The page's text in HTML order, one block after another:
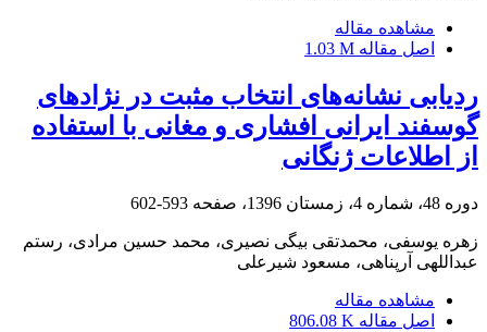
مشاهده مقاله
اصل مقاله 1.03 M
ردیابی نشانه‌های انتخاب مثبت در نژاد‌های
گوسفند ایرانی افشاری و مغانی با استفاده
از اطلاعات ژنگانی
دوره 48، شماره 4، زمستان 1396، صفحه 593-602
زهره یوسفی، محمدتقی بیگی نصیری، محمد حسین مرادی، رستم
عبداللهی آرپناهی، مسعود شیرعلی
مشاهده مقاله
اصل مقاله 806.08 K